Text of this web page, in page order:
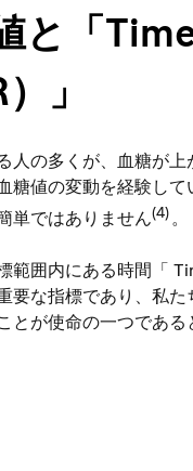
と「
」
人の多くが、血糖が
糖値の変動を経験し
単ではありません(4) 。
範囲内にある時間「
要な指標であり、私
とが使命の一つである